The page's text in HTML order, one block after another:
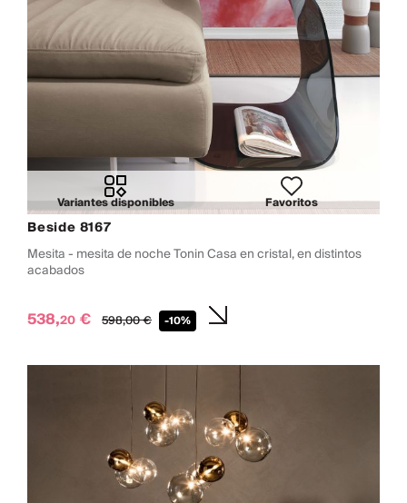
Variantes disponibles Favoritos
Beside 8167
Mesita - mesita de noche Tonin Casa en cristal, en distintos
acabados
538,20 € 598,00€ -10%